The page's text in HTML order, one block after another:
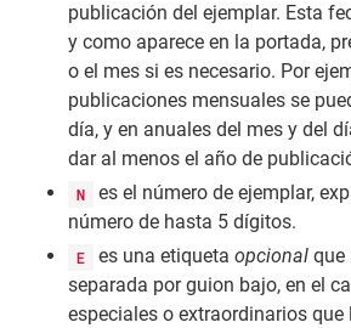
publicación del ejemplar. Esta
y como aparece en la portada,
o el mes si es necesario. Por
publicaciones mensuales se
día, y en anuales del mes y del
dar al menos el año de
N
es el número de ejemplar,
número de hasta 5 dígitos.
E es una etiqueta opcional que
separada por guion bajo, en el
especiales o extraordinarios que